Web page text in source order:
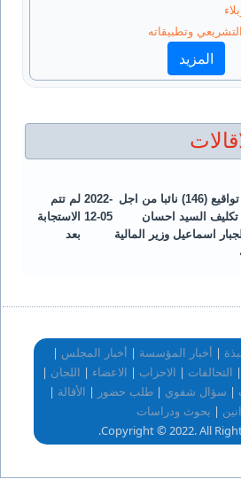
وتطبيقاته
المزيد
جمع تواقيع (146) نائبا من اجل
تكليف السيد احسان
اسماعيل وزير المالية
2022-
12-05
لم تتم
الاستجابة
بعد
| أخبار المؤسسة | أخبار المجلس |
| التحالفات | الاحزاب | الاعضاء | اللجان |
| سؤال شفوي |طلب حضور | الأقالة |
| بحوث ودراسات
Copyright © 2022. All